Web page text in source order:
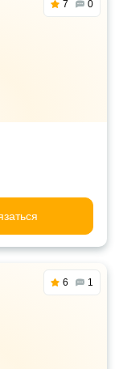
7 0
6 1